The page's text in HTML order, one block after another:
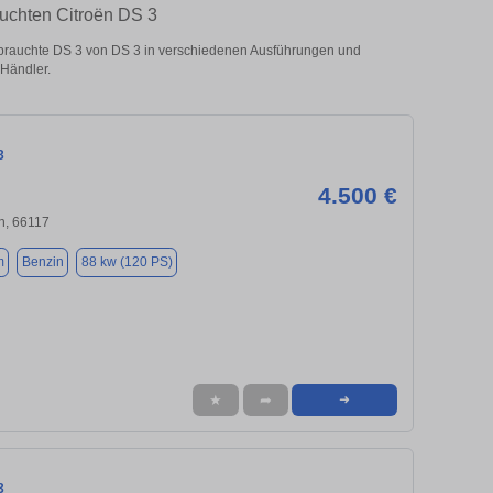
Citroën DS 3
DS 3 von DS 3 in verschiedenen Ausführungen und
4.500 €
66117
Benzin 88 kw (120 PS)
★ ➦ ➜